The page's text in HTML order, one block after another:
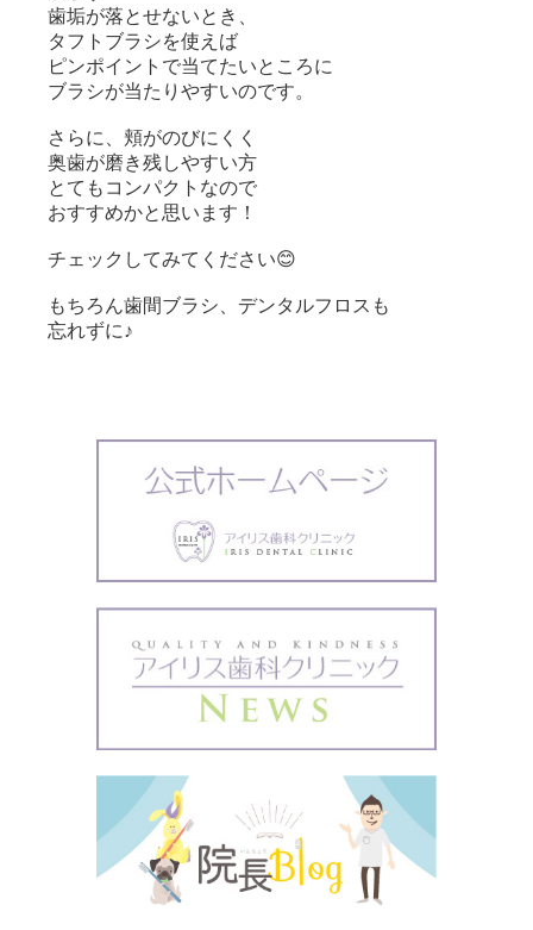
歯垢が落とせないとき、
タフトブラシを使えば
ピンポイントで当てたいところに
ブラシが当たりやすいのです。
さらに、頬がのびにくく
奥歯が磨き残しやすい方
とてもコンパクトなので
おすすめかと思います！
チェックしてみてください😊
もちろん歯間ブラシ、デンタルフロスも
忘れずに♪